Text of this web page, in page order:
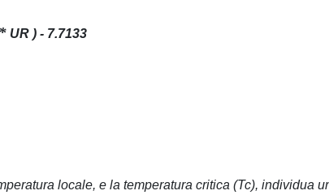
*UR ) - 7.7133
locale, e la temperatura critica (Tc), individua